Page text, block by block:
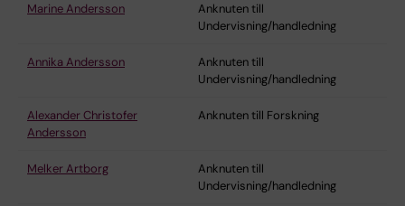
Marine Andersson
Anknuten till
Undervisning/handledning
Annika Andersson
Anknuten till
Undervisning/handledning
Alexander Christofer
Andersson
Anknuten till Forskning
Melker Artborg
Anknuten till
Undervisning/handledning